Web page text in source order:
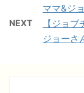
ママ&ジ
NEXT
【ジョ
ジョーさ